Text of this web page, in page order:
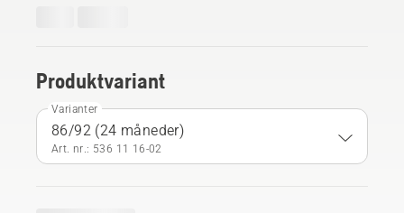
Produktvariant
Varianter
86/92 (24 måneder)
Art. nr.: 536 11 16‑02